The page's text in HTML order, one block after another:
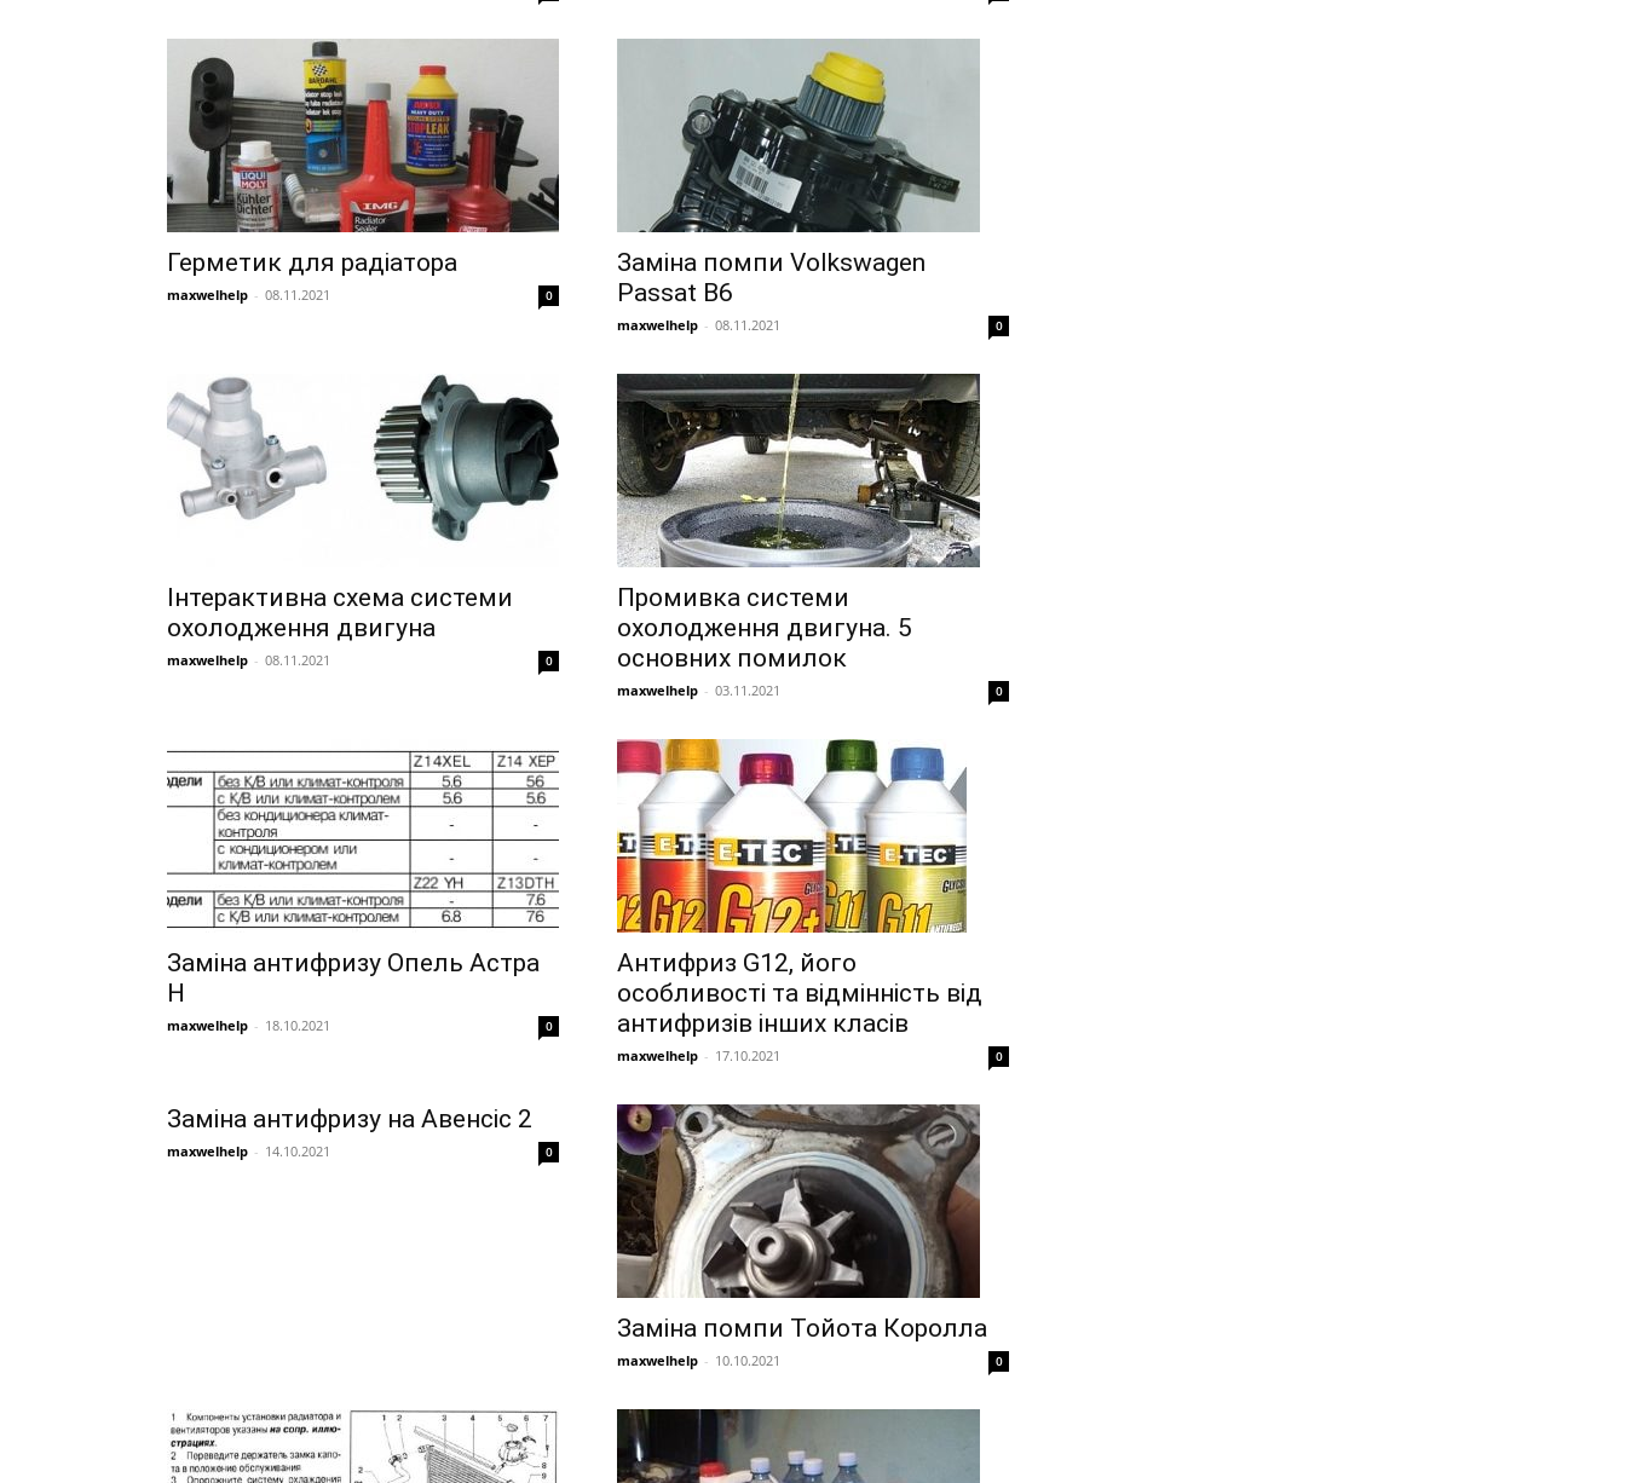
Герметик для радіатора
maxwelhelp - 08.11.2021 0
Заміна помпи Volkswagen
Passat B6
maxwelhelp - 08.11.2021 0
Інтерактивна схема системи
охолодження двигуна
maxwelhelp - 08.11.2021 0
Промивка системи
охолодження двигуна. 5
основних помилок
maxwelhelp - 03.11.2021 0
Заміна антифризу Опель Астра
Н
maxwelhelp - 18.10.2021 0
Антифриз G12, його
особливості та відмінність від
антифризів інших класів
maxwelhelp - 17.10.2021 0
Заміна антифризу на Авенсіс 2
maxwelhelp - 14.10.2021 0
Заміна помпи Тойота Королла
maxwelhelp - 10.10.2021 0